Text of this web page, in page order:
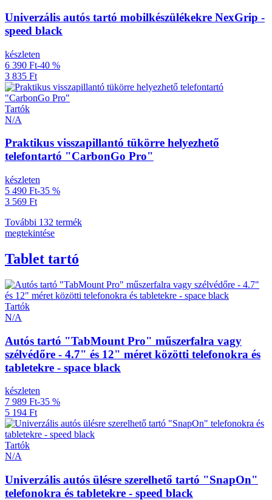
Univerzális autós tartó mobilkészülékekre NexGrip -
speed black
készleten
6 390 Ft-40 %
3 835 Ft
Tartók
N/A
Praktikus visszapillantó tükörre helyezhető
telefontartó "CarbonGo Pro"
készleten
5 490 Ft-35 %
3 569 Ft
További 132 termék
megtekintése
Tablet tartó
Tartók
N/A
Autós tartó "TabMount Pro" műszerfalra vagy
szélvédőre - 4.7" és 12" méret közötti telefonokra és
tabletekre - space black
készleten
7 989 Ft-35 %
5 194 Ft
Tartók
N/A
Univerzális autós ülésre szerelhető tartó "SnapOn"
telefonokra és tabletekre - speed black